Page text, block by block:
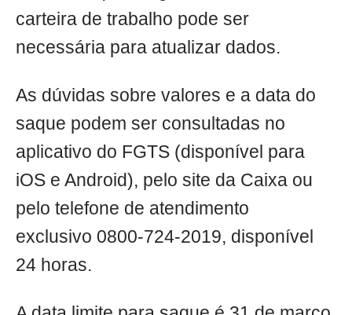
carteira de trabalho pode ser
necessária para atualizar dados.
As dúvidas sobre valores e a data do
saque podem ser consultadas no
aplicativo do FGTS (disponível para
iOS e Android), pelo site da Caixa ou
pelo telefone de atendimento
exclusivo 0800-724-2019, disponível
24 horas.